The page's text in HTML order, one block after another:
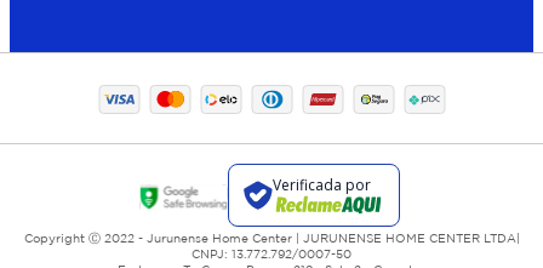
Copyright Ⓒ 2022 - Jurunense Home Center | JURUNENSE HOME CENTER LTDA|
CNPJ: 13.772.792/0007-50